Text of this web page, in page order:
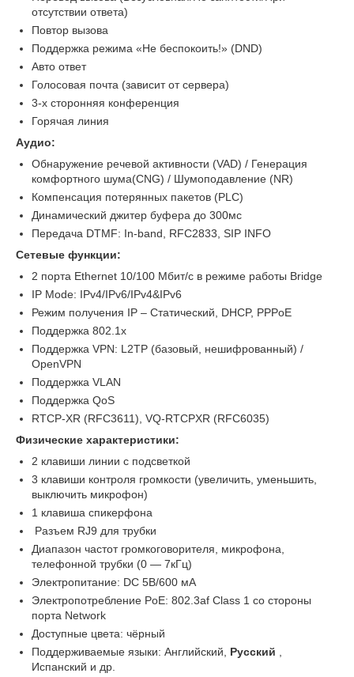
отсутствии ответа)
Повтор вызова
Поддержка режима «Не беспокоить!» (DND)
Авто ответ
Голосовая почта (зависит от сервера)
3-х сторонняя конференция
Горячая линия
Аудио:
Обнаружение речевой активности (VAD) / Генерация
комфортного шума(CNG) / Шумоподавление (NR)
Компенсация потерянных пакетов (PLC)
Динамический джитер буфера до 300мс
Передача DTMF: In-band, RFC2833, SIP INFO
Сетевые функции:
2 порта Ethernet 10/100 Мбит/с в режиме работы Bridge
IP Mode: IPv4/IPv6/IPv4&IPv6
Режим получения IP – Статический, DHCP, PPPoE
Поддержка 802.1x
Поддержка VPN: L2TP (базовый, нешифрованный) /
OpenVPN
Поддержка VLAN
Поддержка QoS
RTCP-XR (RFC3611), VQ-RTCPXR (RFC6035)
Физические характеристики:
2 клавиши линии с подсветкой
3 клавиши контроля громкости (увеличить, уменьшить,
выключить микрофон)
1 клавиша спикерфона
Разъем RJ9 для трубки
Диапазон частот громкоговорителя, микрофона,
телефонной трубки (0 — 7кГц)
Электропитание: DC 5В/600 мA
Электропотребление PoE: 802.3af Class 1 со стороны
порта Network
Доступные цвета: чёрный
Поддерживаемые языки: Английский, Русский
Испанский и др.